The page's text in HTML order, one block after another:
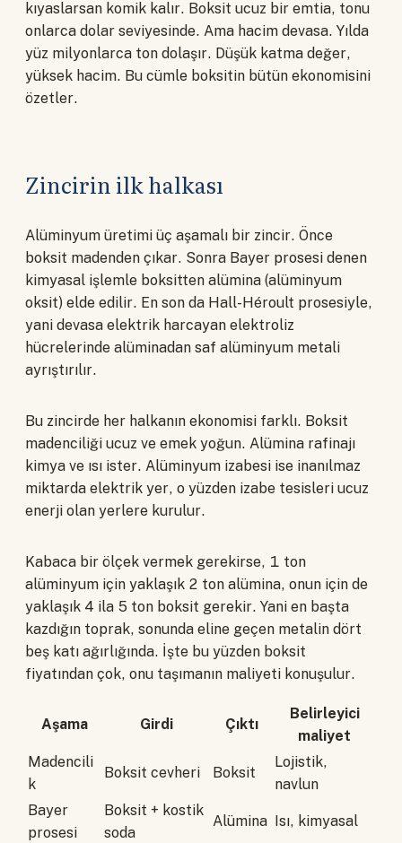
kıyaslarsan komik kalır. Boksit ucuz bir emtia, tonu
onlarca dolar seviyesinde. Ama hacim devasa. Yılda
yüz milyonlarca ton dolaşır. Düşük katma değer,
yüksek hacim. Bu cümle boksitin bütün ekonomisini
özetler.
Zincirin ilk halkası
Alüminyum üretimi üç aşamalı bir zincir. Önce
boksit madenden çıkar. Sonra Bayer prosesi denen
kimyasal işlemle boksitten alümina (alüminyum
oksit) elde edilir. En son da Hall-Héroult prosesiyle,
yani devasa elektrik harcayan elektroliz
hücrelerinde alüminadan saf alüminyum metali
ayrıştırılır.
Bu zincirde her halkanın ekonomisi farklı. Boksit
madenciliği ucuz ve emek yoğun. Alümina rafinajı
kimya ve ısı ister. Alüminyum izabesi ise inanılmaz
miktarda elektrik yer, o yüzden izabe tesisleri ucuz
enerji olan yerlere kurulur.
Kabaca bir ölçek vermek gerekirse, 1 ton
alüminyum için yaklaşık 2 ton alümina, onun için de
yaklaşık 4 ila 5 ton boksit gerekir. Yani en başta
kazdığın toprak, sonunda eline geçen metalin dört
beş katı ağırlığında. İşte bu yüzden boksit
fiyatından çok, onu taşımanın maliyeti konuşulur.
Aşama Girdi Çıktı
Belirleyici
maliyet
Madencili
k
Boksit cevheri Boksit
Lojistik,
navlun
Bayer
prosesi
Boksit + kostik
soda
Alümina Isı, kimyasal